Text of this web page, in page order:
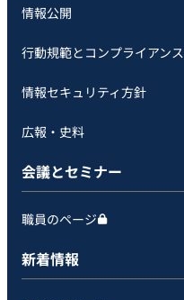
情報公開
行動規範とコンプライアンス
情報セキュリティ方針
広報・史料
会議とセミナー
職員のページ
新着情報